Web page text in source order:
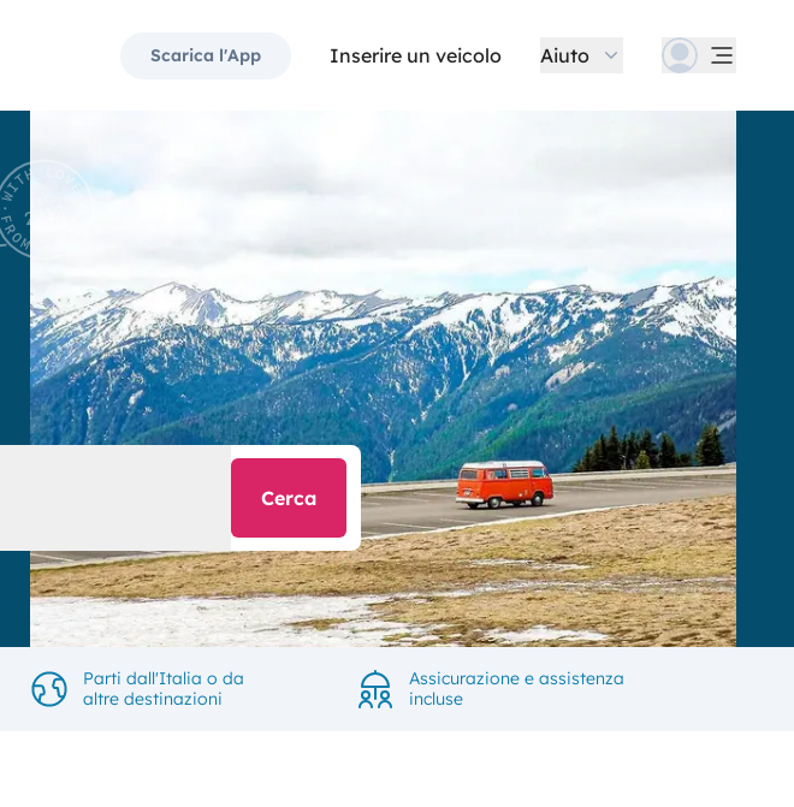
Scarica l'App Inserire un veicolo Aiuto
Cerca
Parti dall'Italia o da
altre destinazioni
Assicurazione e assistenza
incluse